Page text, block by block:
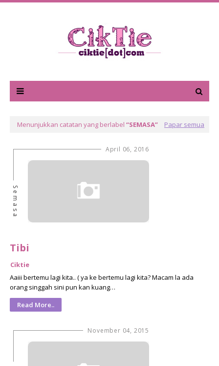
Menunjukkan catatan yang berlabel SEMASA Papar semua
April 06, 2016
Semasa
Tibi
Ciktie
Aaiii bertemu lagi kita.. ( ya ke bertemu lagi kita? Macam la ada
orang singgah sini pun kan kuang…
Read More..
November 04, 2015